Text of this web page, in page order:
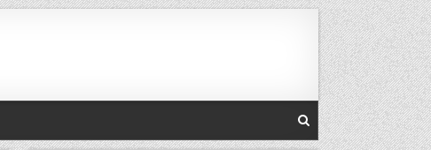
Skip
to
content